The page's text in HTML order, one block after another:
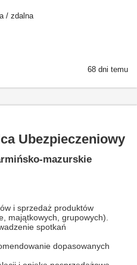
/ zdalna
68 dni temu
Ubezpieczeniowy
mazurskie
i sprzedaż produktów
majątkowych, grupowych).
spotkań
dopasowanych